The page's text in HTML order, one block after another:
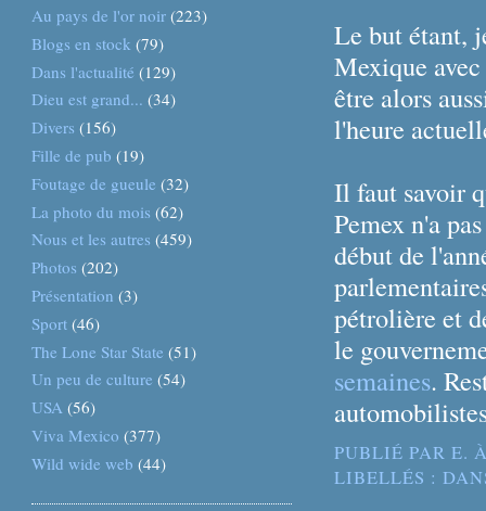
Le but étant,
Mexique
être alors
l'heure
Il faut savoir
Pemex n'a
début de
pétrolière et
le
semaines.
PUBLIÉ PARE.
LIBELLÉS :
Au pays de l'or noir (223)
Blogs en stock (79)
Dans l'actualité (129)
Dieu est grand... (34)
Divers (156)
Fille de pub (19)
Foutage de gueule (32)
La photo du mois (62)
Nous et les autres (459)
Photos (202)
Présentation (3)
Sport (46)
The Lone Star State (51)
Un peu de culture (54)
USA (56)
Viva Mexico (377)
Wild wide web (44)